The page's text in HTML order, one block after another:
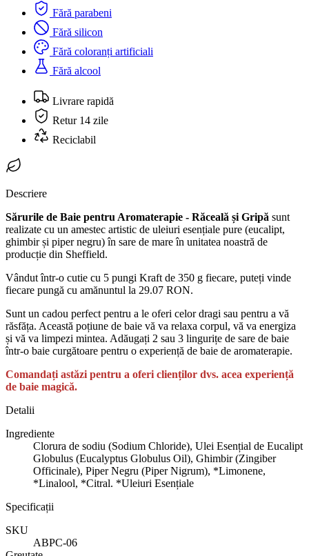
Fără parabeni
Fără silicon
Fără coloranți artificiali
Fără alcool
Livrare rapidă
Retur 14 zile
Reciclabil
Descriere
Sărurile de Baie pentru Aromaterapie - Răceală și Gripă sunt
realizate cu un amestec artistic de uleiuri esențiale pure (eucalipt,
ghimbir și piper negru) în sare de mare în unitatea noastră de
producție din Sheffield.
Vândut într-o cutie cu 5 pungi Kraft de 350 g fiecare, puteți vinde
fiecare pungă cu amănuntul la 29.07 RON.
Sunt un cadou perfect pentru a le oferi celor dragi sau pentru a vă
răsfăța. Această poțiune de baie vă va relaxa corpul, vă va energiza
și vă va limpezi mintea. Adăugați 2 sau 3 lingurițe de sare de baie
într-o baie curgătoare pentru o experiență de baie de aromaterapie.
Comandați astăzi pentru a oferi clienților dvs. acea experiență
de baie magică.
Detalii
Ingrediente
Clorura de sodiu (Sodium Chloride), Ulei Esențial de Eucalipt
Globulus (Eucalyptus Globulus Oil), Ghimbir (Zingiber
Officinale), Piper Negru (Piper Nigrum), *Limonene,
*Linalool, *Citral. *Uleiuri Esențiale
Specificații
SKU
ABPC-06